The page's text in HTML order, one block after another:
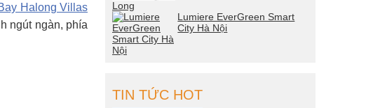
Halong Villas
ngút ngàn, phía
Lumiere EverGreen Smart
City Hà Nội
TIN TỨC HOT